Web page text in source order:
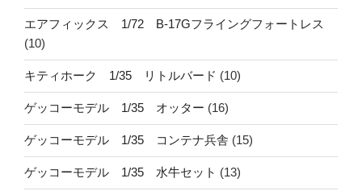
エアフィックス 1/72 B-17Gフライングフォートレス
(10)
キティホーク 1/35 リトルバード (10)
ゲッコーモデル 1/35 オッター (16)
ゲッコーモデル 1/35 コンテナ兵舎 (15)
ゲッコーモデル 1/35 水牛セット (13)